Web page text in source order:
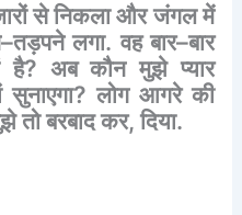
से निकला और जंगल में
–तड़पने लगा.वह बार–बार
है? अब कौन मुझे प्यार
सुनाएगा?लोग आगरे की
तोबरबादकर,दिया.